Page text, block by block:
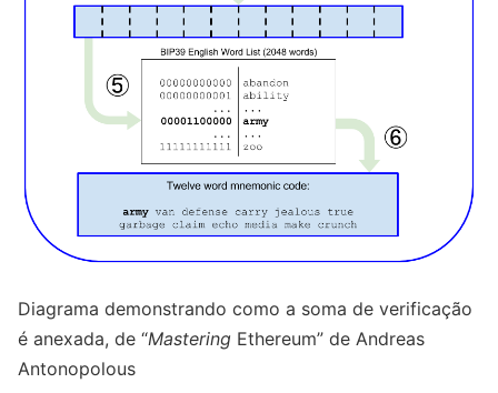
Diagrama demonstrando como a soma de verificação
é anexada, de “Mastering Ethereum” de Andreas
Antonopolous